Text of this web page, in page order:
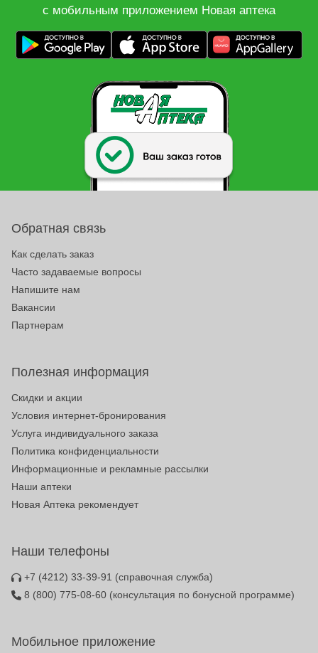
с мобильным приложением Новая аптека
Обратная связь
Как сделать заказ
Часто задаваемые вопросы
Напишите нам
Вакансии
Партнерам
Полезная информация
Скидки и акции
Условия интернет-бронирования
Услуга индивидуального заказа
Политика конфиденциальности
Информационные и рекламные рассылки
Наши аптеки
Новая Аптека рекомендует
Наши телефоны
+7 (4212) 33-39-91 (справочная служба)
8 (800) 775-08-60 (консультация по бонусной программе)
Мобильное приложение